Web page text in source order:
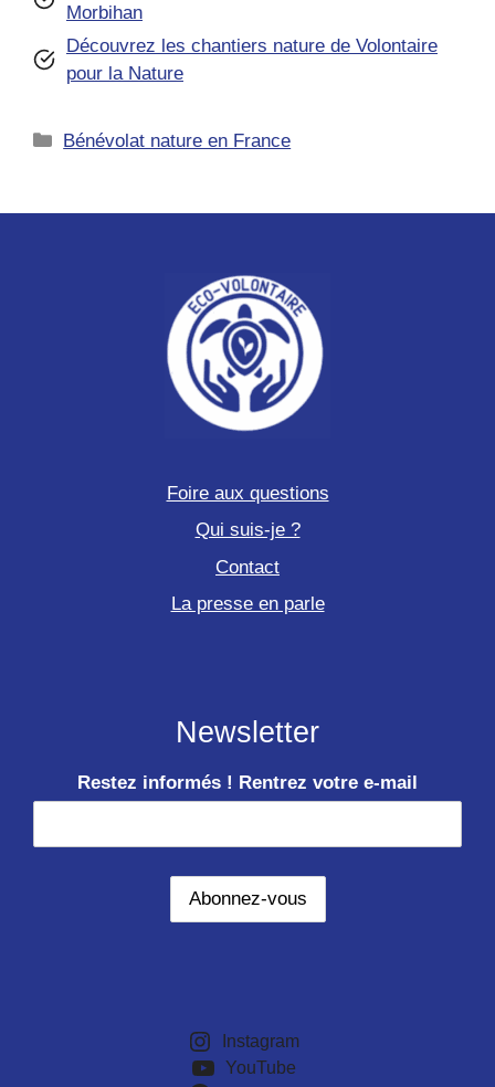
Morbihan
Découvrez les chantiers nature de Volontaire
pour la Nature
Catégories
Bénévolat nature en France
Foire aux questions
Qui suis-je ?
Contact
La presse en parle
Newsletter
Restez informés ! Rentrez votre e-mail
Instagram
YouTube